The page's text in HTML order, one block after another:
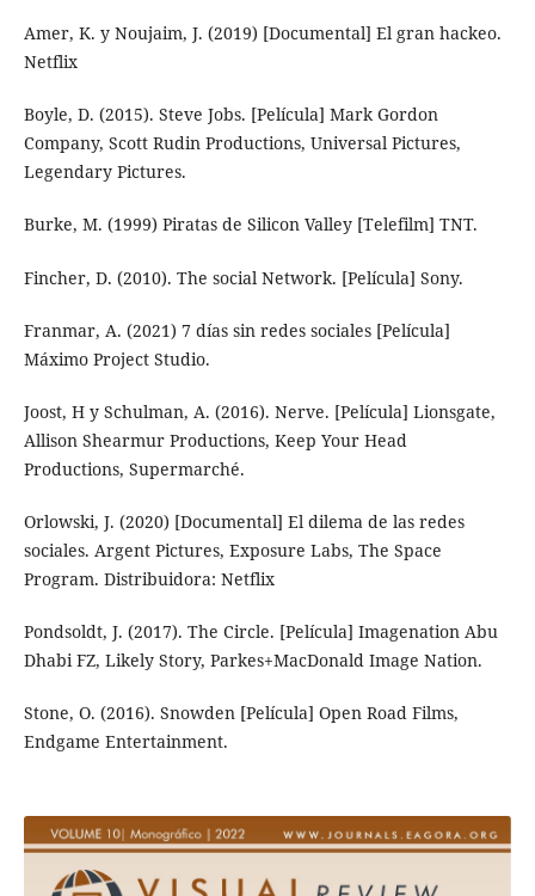
Amer, K. y Noujaim, J. (2019) [Documental] El gran hackeo.
Netflix
Boyle, D. (2015). Steve Jobs. [Película] Mark Gordon
Company, Scott Rudin Productions, Universal Pictures,
Legendary Pictures.
Burke, M. (1999) Piratas de Silicon Valley [Telefilm] TNT.
Fincher, D. (2010). The social Network. [Película] Sony.
Franmar, A. (2021) 7 días sin redes sociales [Película]
Máximo Project Studio.
Joost, H y Schulman, A. (2016). Nerve. [Película] Lionsgate,
Allison Shearmur Productions, Keep Your Head
Productions, Supermarché.
Orlowski, J. (2020) [Documental] El dilema de las redes
sociales. Argent Pictures, Exposure Labs, The Space
Program. Distribuidora: Netflix
Pondsoldt, J. (2017). The Circle. [Película] Imagenation Abu
Dhabi FZ, Likely Story, Parkes+MacDonald Image Nation.
Stone, O. (2016). Snowden [Película] Open Road Films,
Endgame Entertainment.